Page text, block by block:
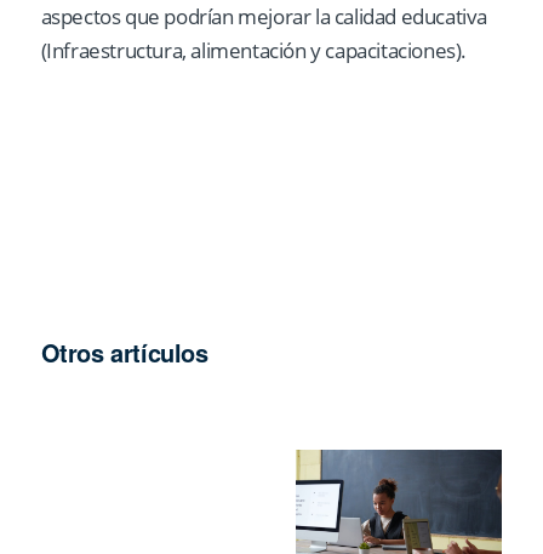
aspectos que podrían mejorar la calidad educativa
(Infraestructura, alimentación y capacitaciones).
Otros artículos